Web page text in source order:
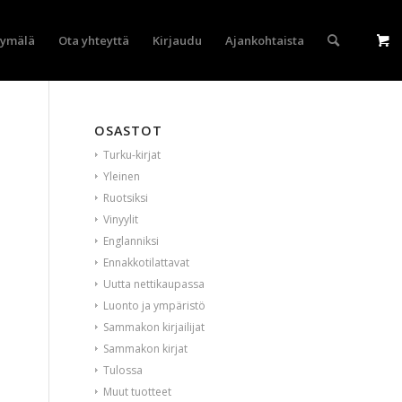
Ota yhteyttä Kirjaudu Ajankohtaista
OSASTOT
Turku-kirjat
Yleinen
Ruotsiksi
Vinyylit
Englanniksi
Ennakkotilattavat
Uutta nettikaupassa
Luonto ja ympäristö
Sammakon kirjailijat
Sammakon kirjat
Tulossa
Muut tuotteet